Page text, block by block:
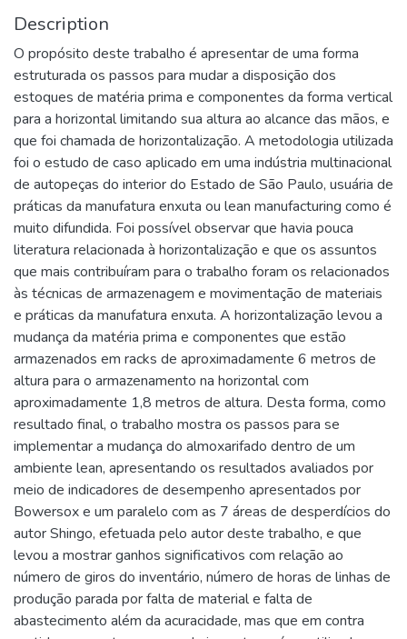
Description
O propósito deste trabalho é apresentar de uma forma
estruturada os passos para mudar a disposição dos
estoques de matéria prima e componentes da forma vertical
para a horizontal limitando sua altura ao alcance das mãos, e
que foi chamada de horizontalização. A metodologia utilizada
foi o estudo de caso aplicado em uma indústria multinacional
de autopeças do interior do Estado de São Paulo, usuária de
práticas da manufatura enxuta ou lean manufacturing como é
muito difundida. Foi possível observar que havia pouca
literatura relacionada à horizontalização e que os assuntos
que mais contribuíram para o trabalho foram os relacionados
às técnicas de armazenagem e movimentação de materiais
e práticas da manufatura enxuta. A horizontalização levou a
mudança da matéria prima e componentes que estão
armazenados em racks de aproximadamente 6 metros de
altura para o armazenamento na horizontal com
aproximadamente 1,8 metros de altura. Desta forma, como
resultado final, o trabalho mostra os passos para se
implementar a mudança do almoxarifado dentro de um
ambiente lean, apresentando os resultados avaliados por
meio de indicadores de desempenho apresentados por
Bowersox e um paralelo com as 7 áreas de desperdícios do
autor Shingo, efetuada pelo autor deste trabalho, e que
levou a mostrar ganhos significativos com relação ao
número de giros do inventário, número de horas de linhas de
produção parada por falta de material e falta de
abastecimento além da acuracidade, mas que em contra